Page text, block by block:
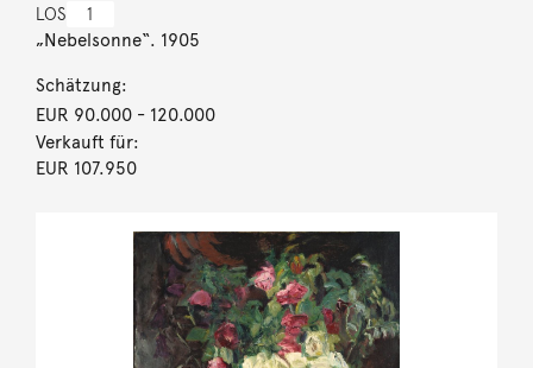
LOS 1
„Nebelsonne“. 1905
Schätzung:
EUR 90.000- 120.000
Verkauft für:
EUR 107.950